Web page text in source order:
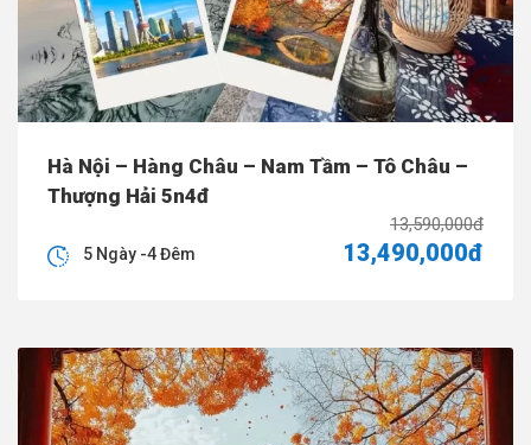
Hà Nội – Hàng Châu – Nam Tầm – Tô Châu –
Thượng Hải 5n4đ
13,590,000đ
13,490,000đ
5 Ngày -4 Đêm